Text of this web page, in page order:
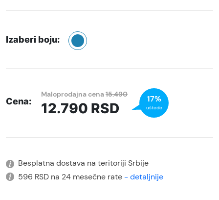
Izaberi boju:
Cena:
Maloprodajna cena15.490
12.790 RSD
17%
uštede
Besplatna dostava na teritoriji Srbije
596 RSD na 24 mesečne rate - detaljnije